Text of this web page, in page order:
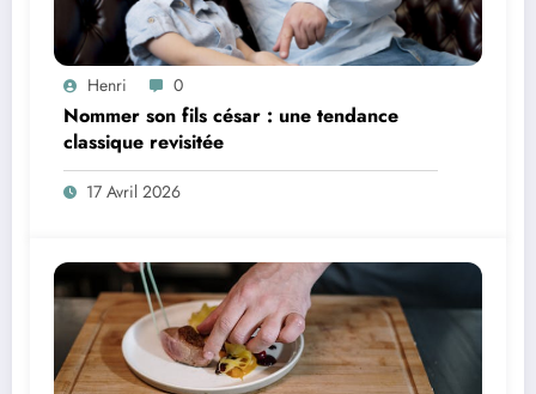
Henri 0
Nommer son fils césar : une tendance
classique revisitée
17 Avril 2026